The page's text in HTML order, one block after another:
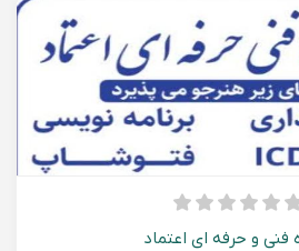
فنی و حرفه ای اعتماد